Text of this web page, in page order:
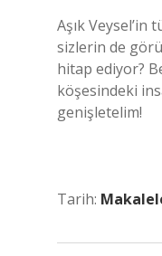
Aşık
sizlerin de
hitap ediyor?
köşesindeki
genişletelim!
Tarih: